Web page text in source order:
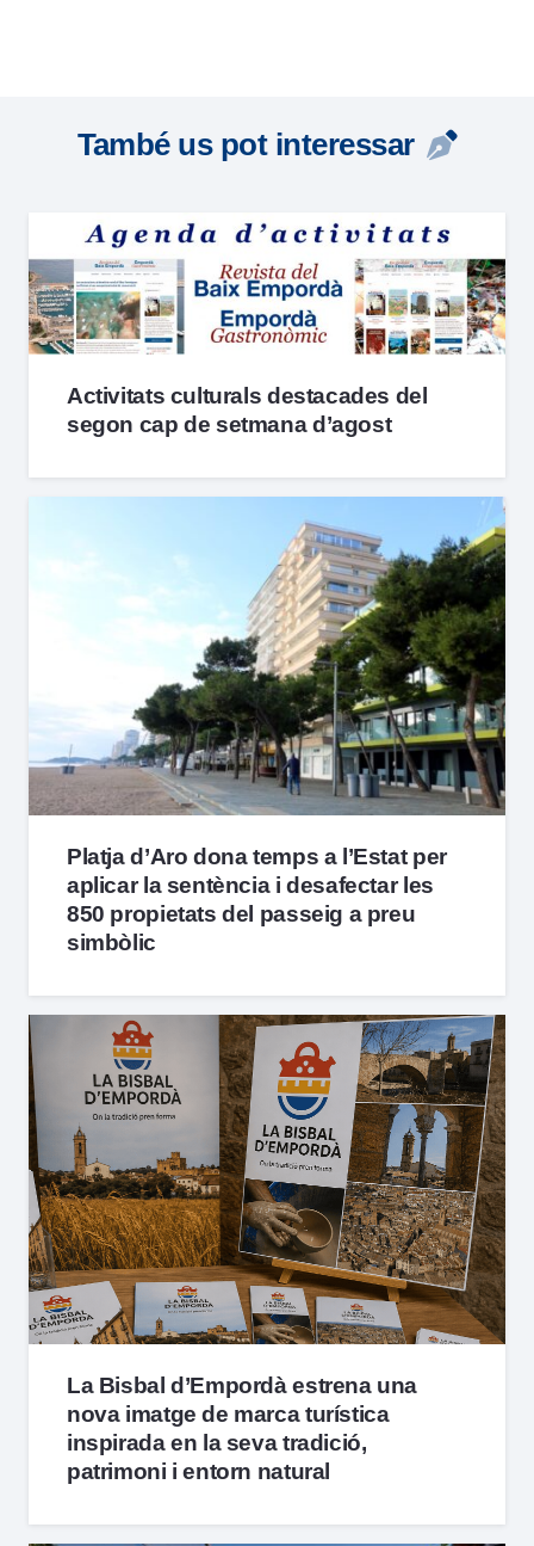
També us pot interessar
Activitats culturals destacades del
segon cap de setmana d’agost
Platja d’Aro dona temps a l’Estat per
aplicar la sentència i desafectar les
850 propietats del passeig a preu
simbòlic
La Bisbal d’Empordà estrena una
nova imatge de marca turística
inspirada en la seva tradició,
patrimoni i entorn natural